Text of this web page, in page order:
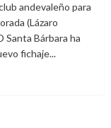
andevaleño para
(Lázaro
Santa Bárbara ha
fichaje...